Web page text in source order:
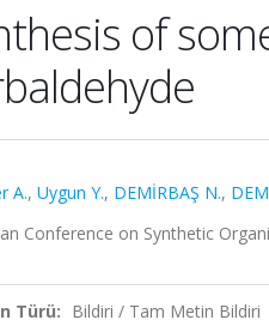
of
A., Uygun Y., DEMİRBAŞ N.,
Conference on Synthetic
Türü: Bildiri / Tam Metin Bildiri